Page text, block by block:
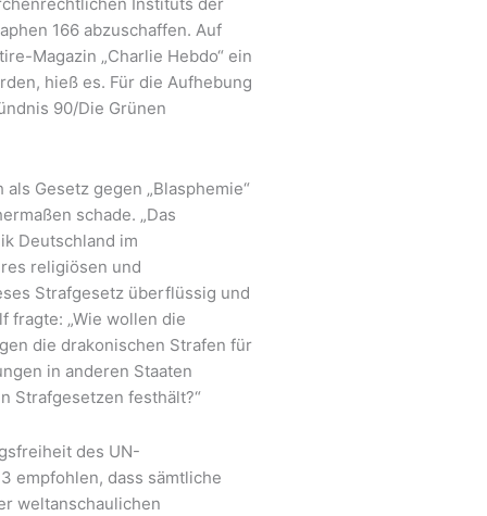
166 abzuschaffen. Auf
Magazin „Charlie Hebdo“ ein
hieß es. Für die Aufhebung
90/Die Grünen
Gesetz gegen „Blasphemie“
schade. „Das
Deutschland im
religiösen und
Strafgesetz überflüssig und
fragte: „Wie wollen die
die drakonischen Strafen für
in anderen Staaten
Strafgesetzen festhält?“
des UN-
empfohlen, dass sämtliche
weltanschaulichen